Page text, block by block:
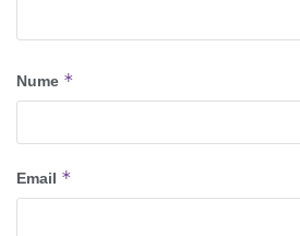
Nume *
Email *